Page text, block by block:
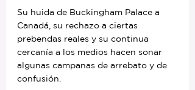
Su huida de Buckingham Palace a
Canadá, su rechazo a ciertas
prebendas reales y su continua
cercanía a los medios hacen sonar
algunas campanas de arrebato y de
confusión.